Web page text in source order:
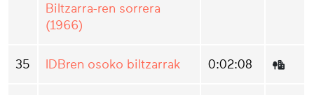
Biltzarra-ren sorrera
(1966)
35 IDBren osoko biltzarrak 0:02:08